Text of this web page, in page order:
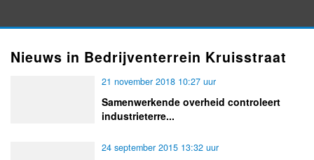
Nieuws in Bedrijventerrein Kruisstraat
21 november 2018 10:27 uur
Samenwerkende overheid controleert
industrieterre...
24 september 2015 13:32 uur